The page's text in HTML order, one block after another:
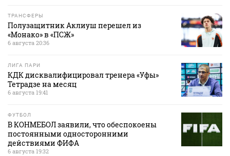
ТРАНСФЕРЫ
Полузащитник Аклиуш перешел из
«Монако» в «ПСЖ»
6 августа 20:36
ЛИГА ПАРИ
КДК дисквалифицировал тренера «Уфы»
Тетрадзе на месяц
6 августа 19:41
ФУТБОЛ
В КОНМЕБОЛ заявили, что обеспокоены
постоянными односторонними
действиями ФИФА
6 августа 19:32